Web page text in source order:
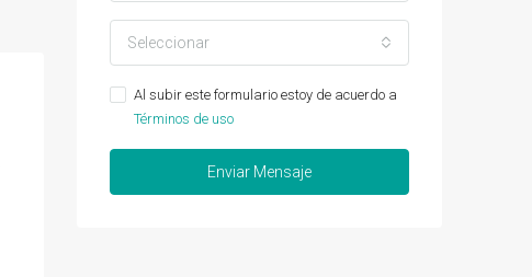
Seleccionar
Al subir este formulario estoy de acuerdo a
Términos de uso
Enviar Mensaje